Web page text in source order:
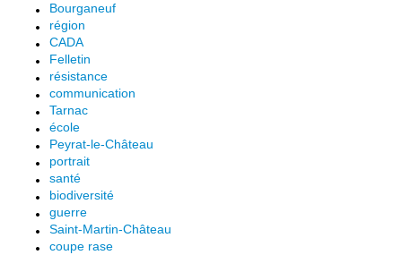
Bourganeuf
région
CADA
Felletin
résistance
communication
Tarnac
école
Peyrat-le-Château
portrait
santé
biodiversité
guerre
Saint-Martin-Château
coupe rase